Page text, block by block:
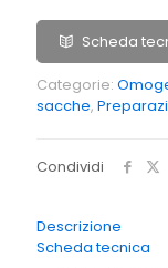
Scheda
Categorie:
sacche,
Condividi
Descrizione
Scheda tecnica